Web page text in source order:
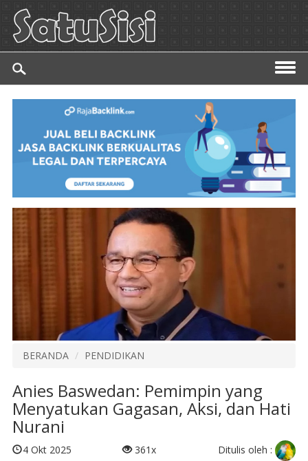
BERANDA PENDIDIKAN
Anies Baswedan: Pemimpin yang
Menyatukan Gagasan, Aksi, dan Hati
Nurani
4 Okt 2025 361x
Ditulis oleh :